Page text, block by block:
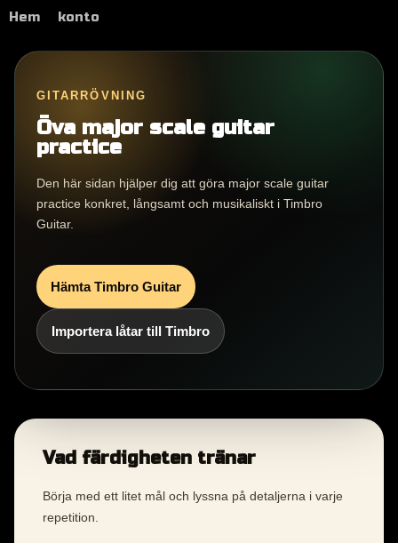
Hem konto
GITARRÖVNING
Öva major scale guitar
practice
Den här sidan hjälper dig att göra major scale guitar
practice konkret, långsamt och musikaliskt i Timbro
Guitar.
Hämta Timbro Guitar
Importera låtar till Timbro
Vad färdigheten tränar
Börja med ett litet mål och lyssna på detaljerna i varje
repetition.